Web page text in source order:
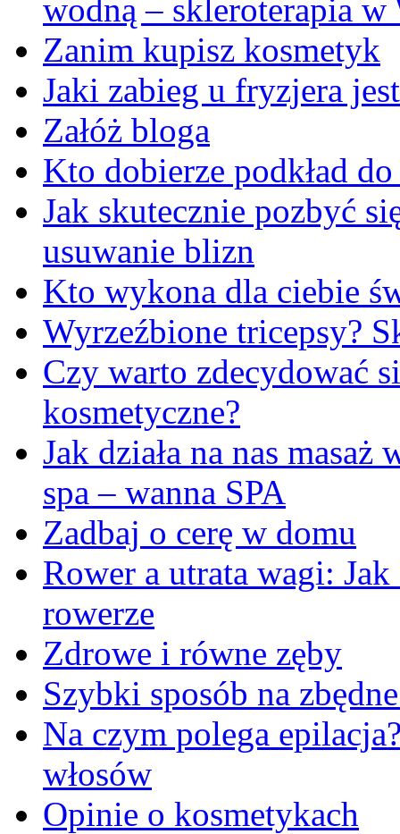
wodną – skleroterapia w
Zanim kupisz kosmetyk
Jaki zabieg u fryzjera
Załóż bloga
Kto dobierze podkład
Jak skutecznie pozbyć
usuwanie blizn
Kto wykona dla ciebie
Wyrzeźbione tricepsy?
Czy warto zdecydować
kosmetyczne?
Jak działa na nas
spa – wanna SPA
Zadbaj o cerę w domu
Rower a utrata wagi:
rowerze
Zdrowe i równe zęby
Szybki sposób na
Na czym polega
włosów
Opinie o kosmetykach